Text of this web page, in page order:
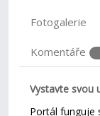
Fotogalerie
Komentáře
Vystavte svou
Portál funguje